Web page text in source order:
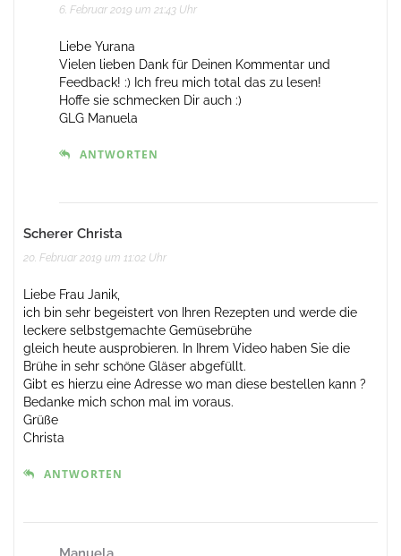
6. Februar 2019 um 21:43 Uhr
Liebe Yurana
Vielen lieben Dank für Deinen Kommentar und
Feedback! :) Ich freu mich total das zu lesen!
Hoffe sie schmecken Dir auch :)
GLG Manuela
ANTWORTEN
Scherer Christa
20. Februar 2019 um 11:02 Uhr
Liebe Frau Janik,
ich bin sehr begeistert von Ihren Rezepten und werde die
leckere selbstgemachte Gemüsebrühe
gleich heute ausprobieren. In Ihrem Video haben Sie die
Brühe in sehr schöne Gläser abgefüllt.
Gibt es hierzu eine Adresse wo man diese bestellen kann ?
Bedanke mich schon mal im voraus.
Grüße
Christa
ANTWORTEN